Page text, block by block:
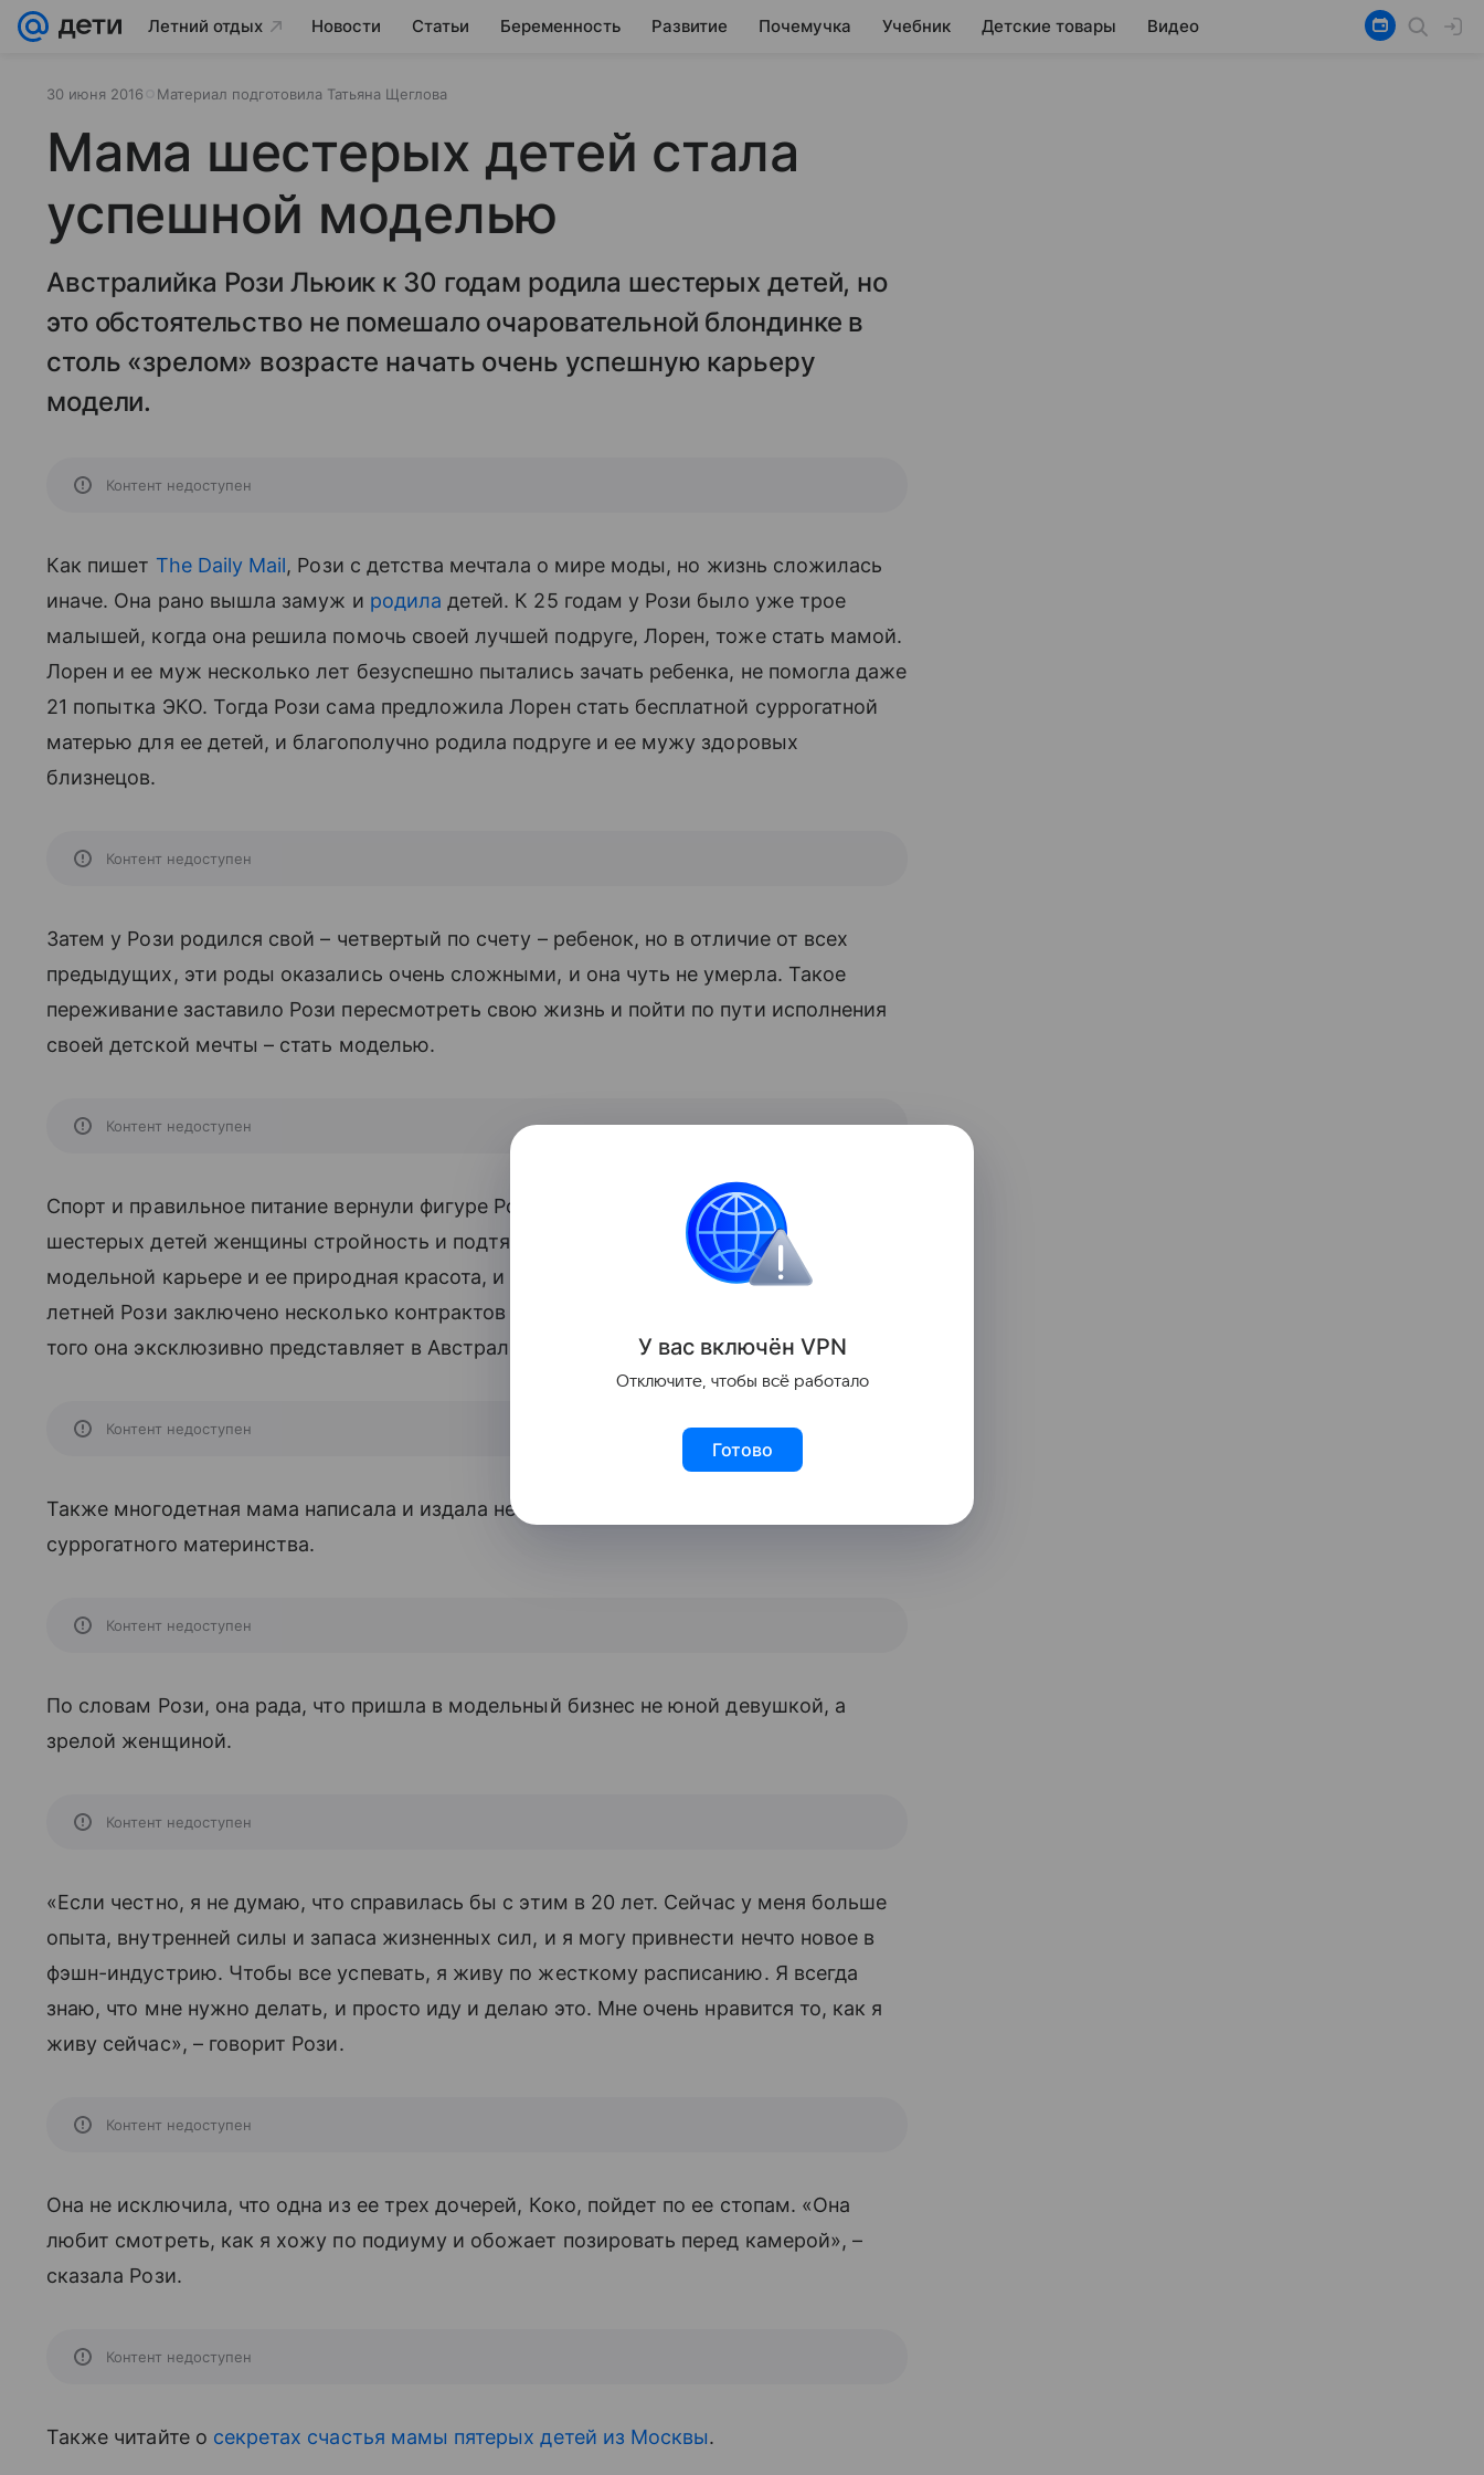
Летний отдых Новости Статьи Беременность Развитие Почемучка Учебник Детские товары Видео
30 июня 2016 Материал подготовила Татьяна Щеглова
Мама шестерых детей стала
успешной моделью
Австралийка Рози Льюик к 30 годам родила шестерых детей, но
это обстоятельство не помешало очаровательной блондинке в
столь «зрелом» возрасте начать очень успешную карьеру
модели.
Контент недоступен
Как пишет The Daily Mail, Рози с детства мечтала о мире моды, но жизнь сложилась
иначе. Она рано вышла замуж и родила детей. К 25 годам у Рози было уже трое
малышей, когда она решила помочь своей лучшей подруге, Лорен, тоже стать мамой.
Лорен и ее муж несколько лет безуспешно пытались зачать ребенка, не помогла даже
21 попытка ЭКО. Тогда Рози сама предложила Лорен стать бесплатной суррогатной
матерью для ее детей, и благополучно родила подруге и ее мужу здоровых
близнецов.
Контент недоступен
Затем у Рози родился свой – четвертый по счету – ребенок, но в отличие от всех
предыдущих, эти роды оказались очень сложными, и она чуть не умерла. Такое
переживание заставило Рози пересмотреть свою жизнь и пойти по пути исполнения
своей детской мечты – стать моделью.
Контент недоступен
Спорт и правильное питание вернули фигуре Рози удивительную для родившей
шестерых детей женщины стройность и подтянутость. Помогли женщине в
модельной карьере и ее природная красота, и длинные светлые волосы. Сейчас у 30-
летней Рози заключено несколько контрактов с ведущими фэшн-брендами, кроме
того она эксклюзивно представляет в Австралии линию белья Intimate Britney Spears.
Контент недоступен
Также многодетная мама написала и издала несколько книг о своем опыте
суррогатного материнства.
Контент недоступен
По словам Рози, она рада, что пришла в модельный бизнес не юной девушкой, а
зрелой женщиной.
Контент недоступен
«Если честно, я не думаю, что справилась бы с этим в 20 лет. Сейчас у меня больше
опыта, внутренней силы и запаса жизненных сил, и я могу привнести нечто новое в
фэшн-индустрию. Чтобы все успевать, я живу по жесткому расписанию. Я всегда
знаю, что мне нужно делать, и просто иду и делаю это. Мне очень нравится то, как я
живу сейчас», – говорит Рози.
Контент недоступен
Она не исключила, что одна из ее трех дочерей, Коко, пойдет по ее стопам. «Она
любит смотреть, как я хожу по подиуму и обожает позировать перед камерой», –
сказала Рози.
Контент недоступен
Также читайте о секретах счастья мамы пятерых детей из Москвы.
У вас включён VPN
Отключите, чтобы всё работало
Готово